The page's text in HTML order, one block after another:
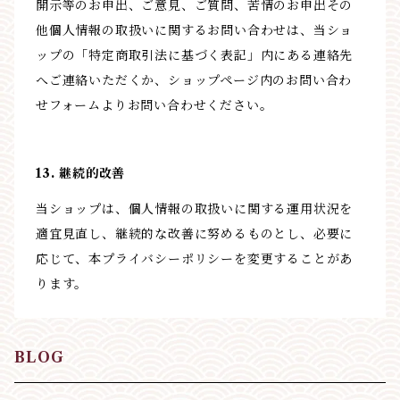
開示等のお申出、ご意見、ご質問、苦情のお申出その
他個人情報の取扱いに関するお問い合わせは、当ショ
ップの「特定商取引法に基づく表記」内にある連絡先
へご連絡いただくか、ショップページ内のお問い合わ
せフォームよりお問い合わせください。
13. 継続的改善
当ショップは、個人情報の取扱いに関する運用状況を
適宜見直し、継続的な改善に努めるものとし、必要に
応じて、本プライバシーポリシーを変更することがあ
ります。
BLOG